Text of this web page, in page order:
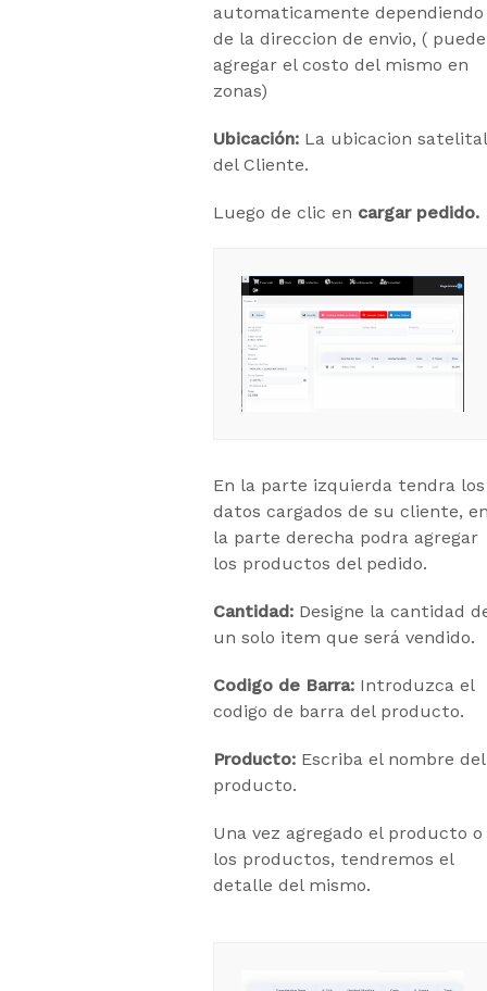
automaticamente dependiendo
de la direccion de envio, ( puede
agregar el costo del mismo en
zonas)
Ubicación: La ubicacion satelital
del Cliente.
Luego de clic en cargar pedido.
En la parte izquierda tendra los
datos cargados de su cliente,
la parte derecha podra agregar
los productos del pedido.
Cantidad: Designe la cantidad
un solo item que será vendido.
Codigo de Barra: Introduzca el
codigo de barra del producto.
Producto: Escriba el nombre del
producto.
Una vez agregado el producto o
los productos, tendremos el
detalle del mismo.